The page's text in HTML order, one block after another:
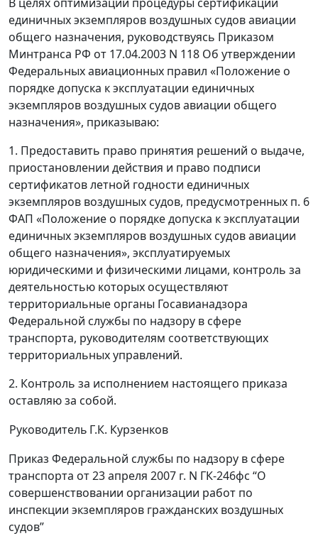
В целях оптимизации процедуры сертификации
единичных экземпляров воздушных судов авиации
общего назначения, руководствуясь Приказом
Минтранса РФ от 17.04.2003 N 118 Об утверждении
Федеральных авиационных правил «Положение о
порядке допуска к эксплуатации единичных
экземпляров воздушных судов авиации общего
назначения», приказываю:
1. Предоставить право принятия решений о выдаче,
приостановлении действия и право подписи
сертификатов летной годности единичных
экземпляров воздушных судов, предусмотренных п. 6
ФАП «Положение о порядке допуска к эксплуатации
единичных экземпляров воздушных судов авиации
общего назначения», эксплуатируемых
юридическими и физическими лицами, контроль за
деятельностью которых осуществляют
территориальные органы Госавианадзора
Федеральной службы по надзору в сфере
транспорта, руководителям соответствующих
территориальных управлений.
2. Контроль за исполнением настоящего приказа
оставляю за собой.
Руководитель Г.К. Курзенков
Приказ Федеральной службы по надзору в сфере
транспорта от 23 апреля 2007 г. N ГК-246фс “О
совершенствовании организации работ по
инспекции экземпляров гражданских воздушных
судов”